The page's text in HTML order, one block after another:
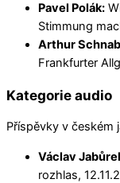
Pavel Polák:
Stimmung
Arthur
Frankfurter
Kategorie audio
Příspěvky v českém
Václav
rozhlas,